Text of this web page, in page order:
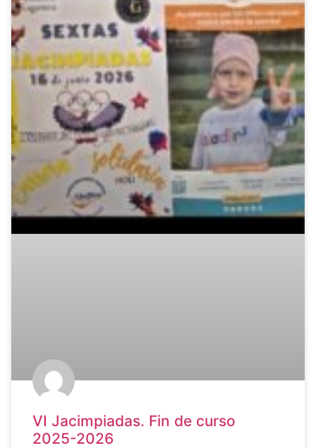
VI Jacimpiadas. Fin de curso
2025-2026